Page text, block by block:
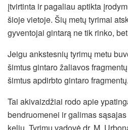
įtvirtinta ir pagaliau aptikta
šioje vietoje. Šių metų tyrimai
gyventojai gintarą ne tik rinko,
Jeigu ankstesnių tyrimų metu
šimtus gintaro žaliavos
šimtus apdirbto gintaro fragmentų.
Tai akivaizdžiai rodo apie
bendruomenei ir galimas